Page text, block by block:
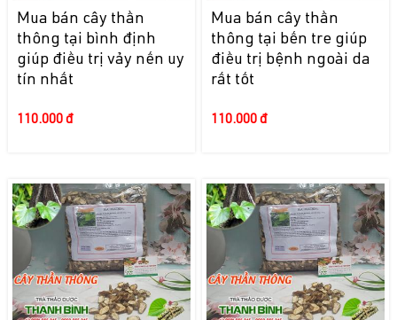
Mua bán cây thần
thông tại bình định
giúp điều trị vảy nến uy
tín nhất
110.000 đ
Mua bán cây thần
thông tại bến tre giúp
điều trị bệnh ngoài da
rất tốt
110.000 đ